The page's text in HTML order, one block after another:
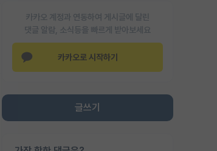
카카오 계정과 연동하여 게시글에 달린
댓글 알람, 소식등을 빠르게 받아보세요
카카오로 시작하기
글쓰기